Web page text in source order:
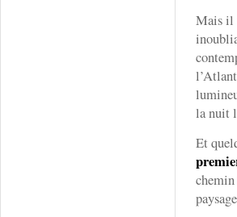
Mais il
la nuit
Et